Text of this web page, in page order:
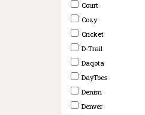
Court
Cozy
Cricket
D-Trail
Daqota
DayToes
Denim
Denver